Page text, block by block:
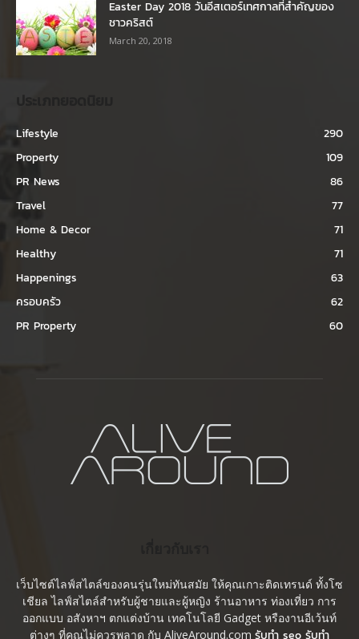
Easter Day 2018 วันอีสเตอร์เทศกาลที่สำคัญของ
ชาวคริสต์
March 20, 2018
Lifestyle
290
Property
109
PR News
86
Travel
77
Home & Decor
71
Healthy
71
Happenings
63
ครอบครัว
62
PR Property
60
เว็บไซต์ไลฟ์สไตล์ของคนรุ่นใหม่ทันสมัย ให้คุณเกาะติดเทรนด์ ทั้งโซ
เชียล ไลฟ์สไตล์สำหรับผู้ชายและผู้หญิง ร้านอาหาร ท่องเที่ยว การ
ออกแบบ อสังหาฯ ตกแต่งบ้าน เทคโนโลยี Gadget หรืองานอีเว้นท์
ต่างๆ ที่คุณไม่ควรพลาด กับ AliveAround.com รับทำ seo รับทำ